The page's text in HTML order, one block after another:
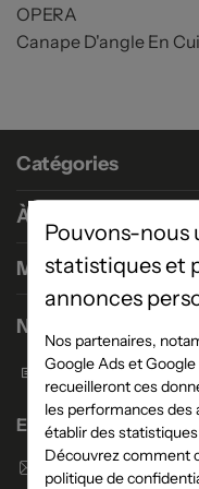
OPERA
Canape D'angle En
Catégories
À propos
Magasins
Nous contacter
Formulaire de
Enseigne Atlas Home
Envoyer un email
Pouvons-nous
statistiques et
annonces
Nos partenaires,
Google Ads et
recueilleront ces
les performances des
établir des
Découvrez comment
politique de